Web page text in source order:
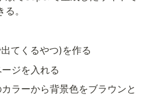
。
てくるやつ)を作る
ジを入れる
ラーから背景色をブラウンと